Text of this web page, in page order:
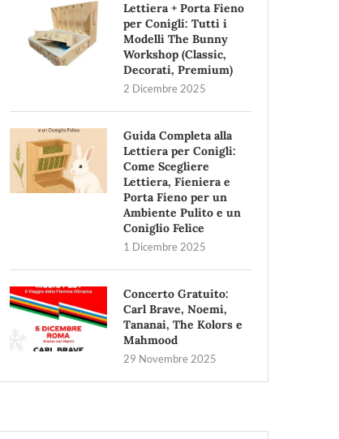
Lettiera + Porta Fieno
per Conigli: Tutti i
Modelli The Bunny
Workshop (Classic,
Decorati, Premium)
2 Dicembre 2025
Guida Completa alla
Lettiera per Conigli:
Come Scegliere
Lettiera, Fieniera e
Porta Fieno per un
Ambiente Pulito e un
Coniglio Felice
1 Dicembre 2025
Concerto Gratuito:
Carl Brave, Noemi,
Tananai, The Kolors e
Mahmood
29 Novembre 2025